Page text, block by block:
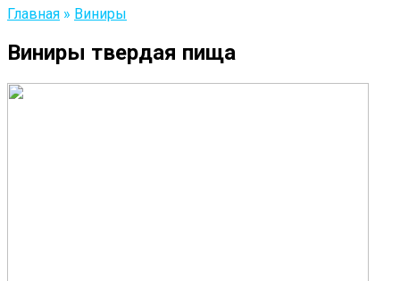
Главная » Виниры
Виниры твердая пища